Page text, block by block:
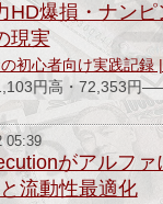
HD爆損・ナン
現実
初心者向け実践記録
円高・72,353円
05:39
がアルフ
流動性最適化